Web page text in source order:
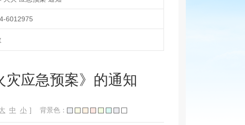
6012975
应急预案》的通知
中 小 ] 背景色：